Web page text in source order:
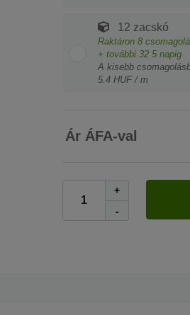
12 zacskó
Raktáron 8
+ további 32 5 napig
A kisebb
5.4 HUF / m
Ár ÁFA-val
+
-